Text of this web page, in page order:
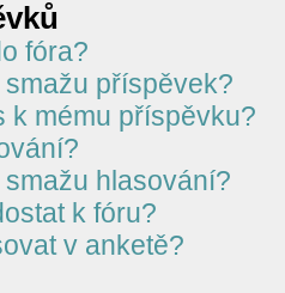
fóra?
příspěvek?
k mému příspěvku?
hlasování?
k fóru?
v anketě?